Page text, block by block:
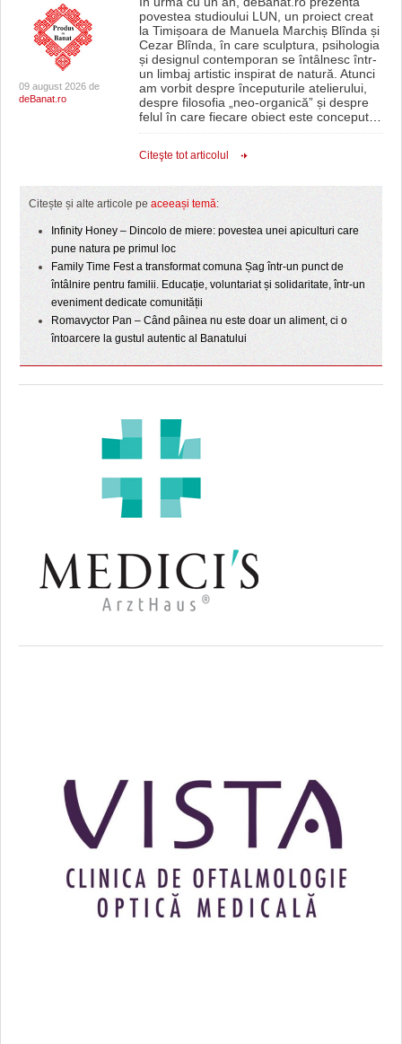
09 august 2026 de
deBanat.ro
povestea studioului LUN, un proiect creat
la Timișoara de Manuela Marchiș Blînda și
Cezar Blînda, în care sculptura, psihologia
și designul contemporan se întâlnesc într-
un limbaj artistic inspirat de natură. Atunci
am vorbit despre începuturile atelierului,
despre filosofia „neo-organică” și despre
felul în care fiecare obiect este conceput…
Citeşte tot articolul
Citește și alte articole pe aceeași temă:
Infinity Honey – Dincolo de miere: povestea unei apiculturi care
pune natura pe primul loc
Family Time Fest a transformat comuna Șag într-un punct de
întâlnire pentru familii. Educație, voluntariat și solidaritate, într-un
eveniment dedicate comunității
Romavyctor Pan – Când pâinea nu este doar un aliment, ci o
întoarcere la gustul autentic al Banatului